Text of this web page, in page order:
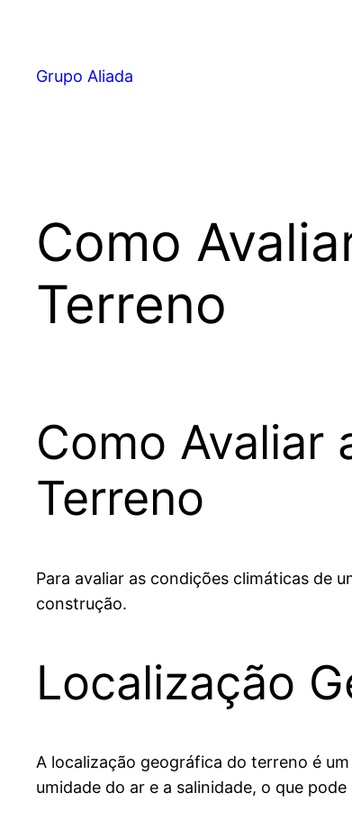
Grupo Aliada
Como
Terreno
Como Avaliar
Terreno
Para avaliar as condições climáticas de
construção.
Localização
A localização geográfica do terreno é
umidade do ar e a salinidade, o que